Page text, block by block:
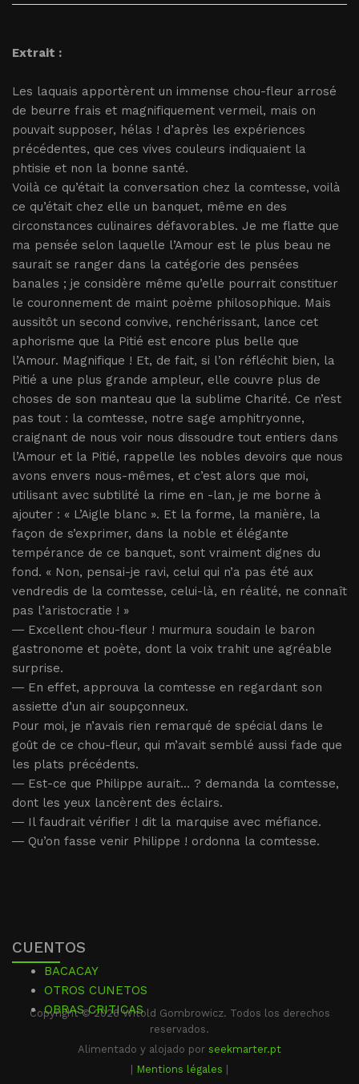
Extrait :
Les laquais apportèrent un immense chou-fleur arrosé
de beurre frais et magnifiquement vermeil, mais on
pouvait supposer, hélas ! d’après les expériences
précédentes, que ces vives couleurs indiquaient la
phtisie et non la bonne santé.
Voilà ce qu’était la conversation chez la comtesse, voilà
ce qu’était chez elle un banquet, même en des
circonstances culinaires défavorables. Je me flatte que
ma pensée selon laquelle l’Amour est le plus beau ne
saurait se ranger dans la catégorie des pensées
banales ; je considère même qu’elle pourrait constituer
le couronnement de maint poème philosophique. Mais
aussitôt un second convive, renchérissant, lance cet
aphorisme que la Pitié est encore plus belle que
l’Amour. Magnifique ! Et, de fait, si l’on réfléchit bien, la
Pitié a une plus grande ampleur, elle couvre plus de
choses de son manteau que la sublime Charité. Ce n’est
pas tout : la comtesse, notre sage amphitryonne,
craignant de nous voir nous dissoudre tout entiers dans
l’Amour et la Pitié, rappelle les nobles devoirs que nous
avons envers nous-mêmes, et c’est alors que moi,
utilisant avec subtilité la rime en -lan, je me borne à
ajouter : « L’Aigle blanc ». Et la forme, la manière, la
façon de s’exprimer, dans la noble et élégante
tempérance de ce banquet, sont vraiment dignes du
fond. « Non, pensai-je ravi, celui qui n’a pas été aux
vendredis de la comtesse, celui-là, en réalité, ne connaît
pas l’aristocratie ! »
― Excellent chou-fleur ! murmura soudain le baron
gastronome et poète, dont la voix trahit une agréable
surprise.
― En effet, approuva la comtesse en regardant son
assiette d’un air soupçonneux.
Pour moi, je n’avais rien remarqué de spécial dans le
goût de ce chou-fleur, qui m’avait semblé aussi fade que
les plats précédents.
― Est-ce que Philippe aurait... ? demanda la comtesse,
dont les yeux lancèrent des éclairs.
― Il faudrait vérifier ! dit la marquise avec méfiance.
― Qu’on fasse venir Philippe ! ordonna la comtesse.
CUENTOS
BACACAY
OTROS CUNETOS
OBRAS CRITICAS
Copyright © 2026 Witold Gombrowicz. Todos los derechos
reservados.
Alimentado y alojado por seekmarter.pt
Mentions légales